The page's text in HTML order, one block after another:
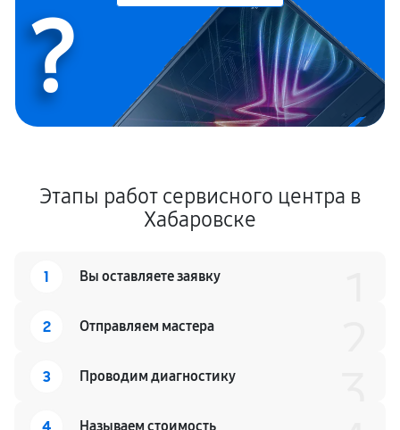
?
Этапы работ сервисного центра в
Хабаровске
1 Вы оставляете заявку
2 Отправляем мастера
3 Проводим диагностику
4 Называем стоимость